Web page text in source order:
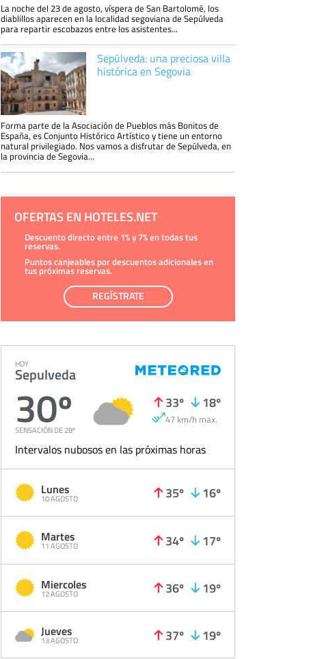
La noche del 23 de agosto, víspera de San Bartolomé, los
diablillos aparecen en la localidad segoviana de Sepúlveda
para repartir escobazos entre los asistentes...
Sepúlveda: una preciosa villa
histórica en Segovia
Forma parte de la Asociación de Pueblos más Bonitos de
España, es Conjunto Histórico Artístico y tiene un entorno
natural privilegiado. Nos vamos a disfrutar de Sepúlveda, en
la provincia de Segovia...
OFERTAS EN HOTELES.NET
Descuento directo entre 1% y 7% en todas tus
reservas.
Puntos canjeables por descuentos adicionales en
tus próximas reservas.
REGÍSTRATE
HOY
Sepulveda
30º
SENSACIÓN DE 28º
33º 18º
47 km/h max.
Intervalos nubosos en las próximas horas
Lunes
10 AGOSTO 35º 16º
Martes
11 AGOSTO 34º 17º
Miercoles
12 AGOSTO 36º 19º
Jueves
13 AGOSTO 37º 19º